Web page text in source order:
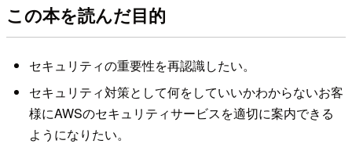
この本を読んだ目的
セキュリティの重要性を再認識したい。
セキュリティ対策として何をしていいかわからないお客
様にAWSのセキュリティサービスを適切に案内できる
ようになりたい。